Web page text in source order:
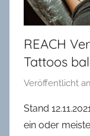
REACH
Tattoos
Veröffentlicht
Stand
ein oder